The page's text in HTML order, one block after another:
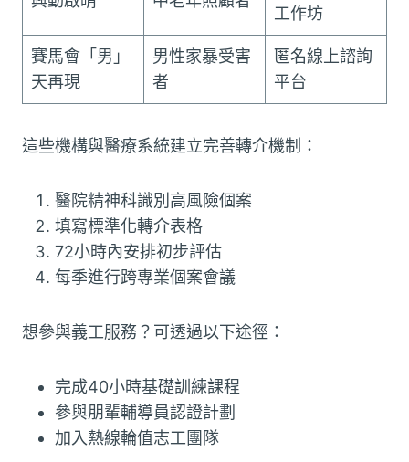
工作坊
賽馬會「男」
天再現
男性家暴受害
者
匿名線上諮詢
平台
這些機構與醫療系統建立完善轉介機制：
醫院精神科識別高風險個案
填寫標準化轉介表格
72小時內安排初步評估
每季進行跨專業個案會議
想參與義工服務？可透過以下途徑：
完成40小時基礎訓練課程
參與朋輩輔導員認證計劃
加入熱線輪值志工團隊